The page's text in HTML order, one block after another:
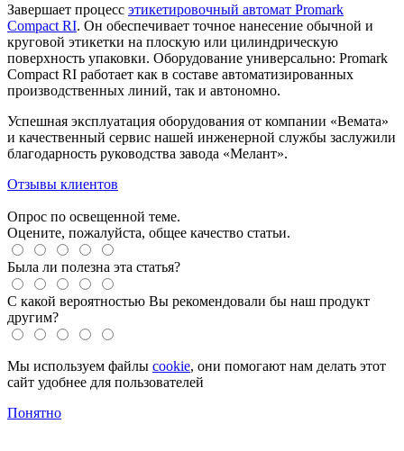
Завершает процесс этикетировочный автомат Promark
Compact RI. Он обеспечивает точное нанесение обычной и
круговой этикетки на плоскую или цилиндрическую
поверхность упаковки. Оборудование универсально: Promark
Compact RI работает как в составе автоматизированных
производственных линий, так и автономно.
Успешная эксплуатация оборудования от компании «Вемата»
и качественный сервис нашей инженерной службы заслужили
благодарность руководства завода «Мелант».
Отзывы клиентов
Опрос по освещенной теме.
Оцените, пожалуйста, общее качество статьи.
Была ли полезна эта статья?
С какой вероятностью Вы рекомендовали бы наш продукт
другим?
Мы используем файлы cookie, они помогают нам делать этот
сайт удобнее для пользователей
Понятно